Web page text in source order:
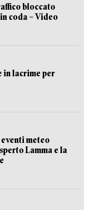
bloccato
coda – Video
in lacrime per
meteo
Lamma e la